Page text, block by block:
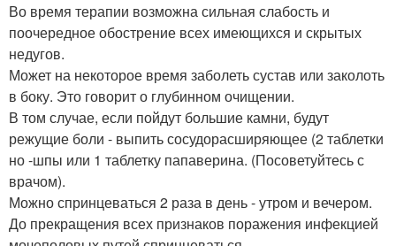
Во время терапии возможна сильная слабость и
поочередное обострение всех имеющихся и скрытых
недугов.
Может на некоторое время заболеть сустав или заколоть
в боку. Это говорит о глубинном очищении.
В том случае, если пойдут большие камни, будут
режущие боли - выпить сосудорасширяющее (2 таблетки
но -шпы или 1 таблетку папаверина. (Посоветуйтесь с
врачом).
Можно спринцеваться 2 раза в день - утром и вечером.
До прекращения всех признаков поражения инфекцией